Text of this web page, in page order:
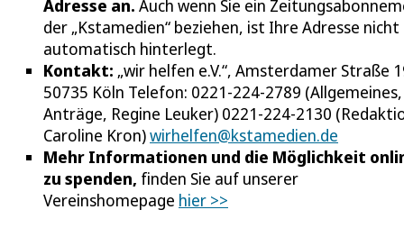
Adresse an. Auch wenn Sie ein
der „Kstamedien“ beziehen, ist Ihre Adresse nicht
automatisch hinterlegt.
Kontakt: „wir helfen e.V.“, Amsterdamer Straße
50735 Köln Telefon: 0221-224-2789 (Allgemeines,
Anträge, Regine Leuker) 0221-224-2130
Caroline Kron)wirhelfen@kstamedien.de
Mehr Informationen und die Möglichkeit
zu spenden, finden Sie auf unserer
Vereinshomepage hier >>